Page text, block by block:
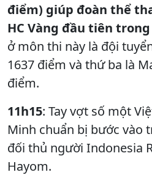
điểm) giúp đoàn thể
HC Vàng đầu tiên
ở môn thi này là đội
1637 điểm và thứ ba là
điểm.
11h15: Tay vợt số một
Minh chuẩn bị bước vào
đối thủ người Indonesia
Hayom.